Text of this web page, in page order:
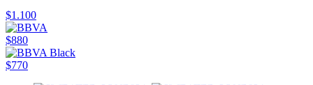
$1.100
$880
$770